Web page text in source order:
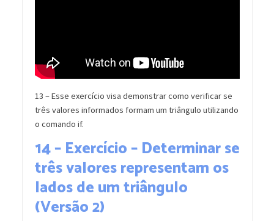
13 – Esse exercício visa demonstrar como verificar se
três valores informados formam um triângulo utilizando
o comando if.
14 – Exercício – Determinar se
três valores representam os
lados de um triângulo
(Versão 2)